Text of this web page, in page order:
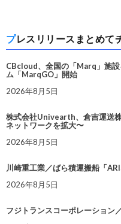
プレスリリースまとめて
CBcloud、全国の「Marq」施
ム「MarqGO」開始
2026年8月5日
株式会社Univearth、倉吉運送
ネットワークを拡大〜
2026年8月5日
川崎重工業／ばら積運搬船「
2026年8月5日
フジトランスコーポレーション